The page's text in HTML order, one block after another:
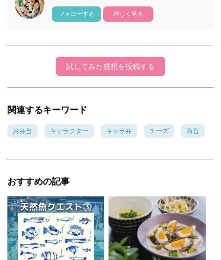
フォローする 詳しく見る
試してみた感想を投稿する
関連するキーワード
お弁当 キャラクター キャラ弁 チーズ 海苔
おすすめの記事